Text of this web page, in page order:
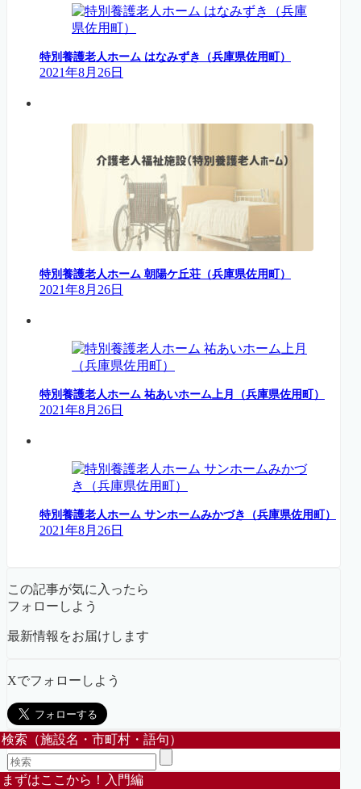
特別養護老人ホーム はなみずき（兵庫県佐用町）
2021年8月26日
特別養護老人ホーム 朝陽ケ丘荘（兵庫県佐用町）
2021年8月26日
特別養護老人ホーム 祐あいホーム上月（兵庫県佐用町）
2021年8月26日
特別養護老人ホーム サンホームみかづき（兵庫県佐用町）
2021年8月26日
この記事が気に入ったら
フォローしよう
最新情報をお届けします
Xでフォローしよう
検索（施設名・市町村・語句）
まずはここから！入門編